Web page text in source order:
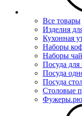
Все товары
Изделия
Кухонная
Наборы
Наборы
Посуда
Посуда
Посуда
Столовые